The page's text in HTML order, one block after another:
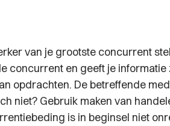
van je grootste concurrent
concurrent en geeft je informatie
opdrachten. De betreffende
niet? Gebruik maken van
is in beginsel niet